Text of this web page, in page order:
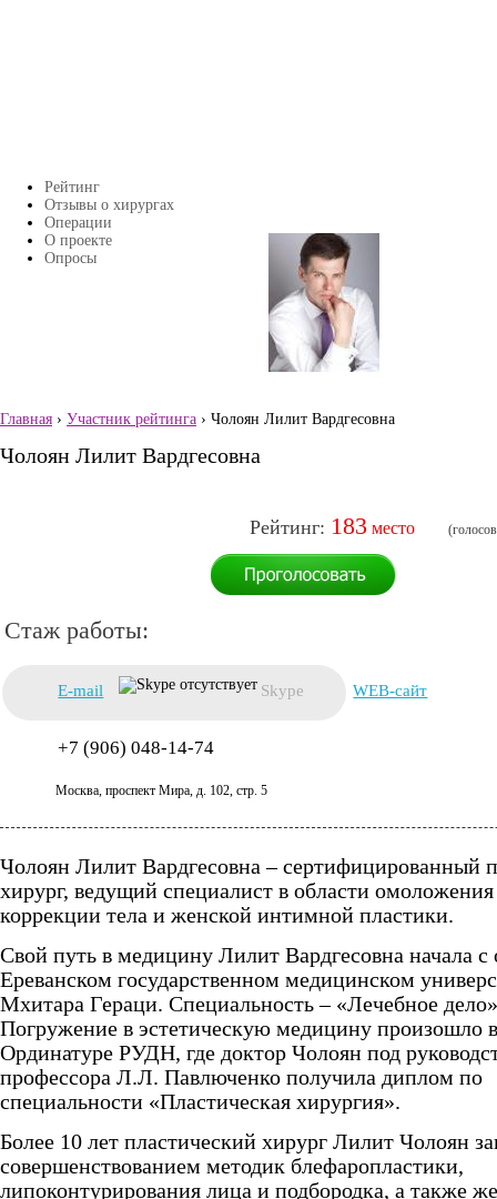
Главное меню
Рейтинг
Отзывы о хирургах
Операции
О проекте
Опросы
Страницы
Главная › Участник рейтинга › Чолоян Лилит Вардгесовна
Чолоян Лилит Вардгесовна
183
E-mail Skype WEB-сайт
+7 (906) 048-14-74
Москва, проспект Мира, д. 102, стр. 5
Чолоян Лилит Вардгесовна – сертифицированный
хирург, ведущий специалист в области
коррекции тела и женской интимной пластики.
Свой путь в медицину Лилит Вардгесовна начала с
Ереванском государственном медицинском
Мхитара Гераци. Специальность – «Лечебное
Погружение в эстетическую медицину произошло
Ординатуре РУДН, где доктор Чолоян под
профессора Л.Л. Павлюченко получила диплом по
специальности «Пластическая хирургия».
Более 10 лет пластический хирург Лилит Чолоян
совершенствованием методик блефаропластики,
липоконтурирования лица и подбородка, а также